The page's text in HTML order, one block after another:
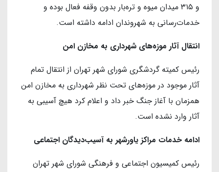
و ۳۱۵ میدان میوه و تره‌بار بدون وقفه فعال بوده و
خدمات‌رسانی به شهروندان ادامه داشته است.
انتقال آثار موزه‌های شهرداری به مخازن امن
رئیس کمیته گردشگری شورای شهر تهران از انتقال تمام
آثار موجود در موزه‌های تحت نظر شهرداری به مخازن امن
همزمان با آغاز جنگ خبر داد و اعلام کرد هیچ آسیبی به
آثار وارد نشده است.
ادامه خدمات مراکز یاورشهر به آسیب‌دیدگان اجتماعی
رئیس کمیسیون اجتماعی و فرهنگی شورای شهر تهران